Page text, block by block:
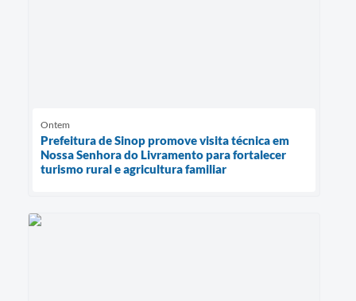
Ontem
Prefeitura de Sinop promove visita técnica em
Nossa Senhora do Livramento para fortalecer
turismo rural e agricultura familiar